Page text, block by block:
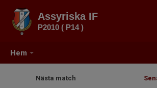
Hem
Assyriska IF
P2010 ( P14 )
Nästa match